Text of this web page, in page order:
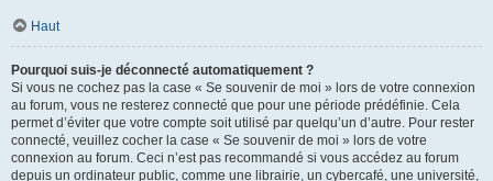
Haut
Pourquoi suis-je déconnecté automatiquement ?
Si vous ne cochez pas la case « Se souvenir de moi » lors de votre connexion
au forum, vous ne resterez connecté que pour une période prédéfinie. Cela
permet d’éviter que votre compte soit utilisé par quelqu’un d’autre. Pour rester
connecté, veuillez cocher la case « Se souvenir de moi » lors de votre
connexion au forum. Ceci n’est pas recommandé si vous accédez au forum
depuis un ordinateur public, comme une librairie, un cybercafé, une université,